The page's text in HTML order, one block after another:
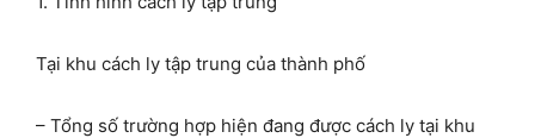
Tại khu cách ly tập trung của thành phố
– Tổng số trường hợp hiện đang được cách ly tại khu